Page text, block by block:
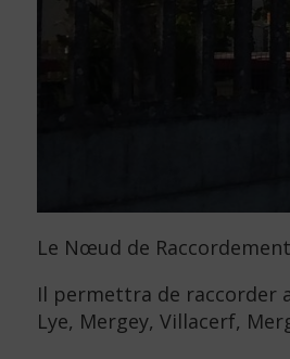
Le Nœud de
Il permettra de raccorder
Lye, Mergey, Villacerf,